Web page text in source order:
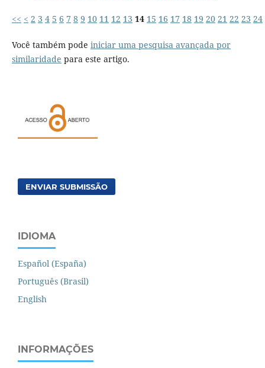
<< < 2 3 4 5 6 7 8 9 10 11 12 13 14 15 16 17 18 19 20 21 22 23 24
Você também pode iniciar uma pesquisa avançada por
similaridade para este artigo.
ENVIAR SUBMISSÃO
IDIOMA
Español (España)
Português (Brasil)
English
INFORMAÇÕES